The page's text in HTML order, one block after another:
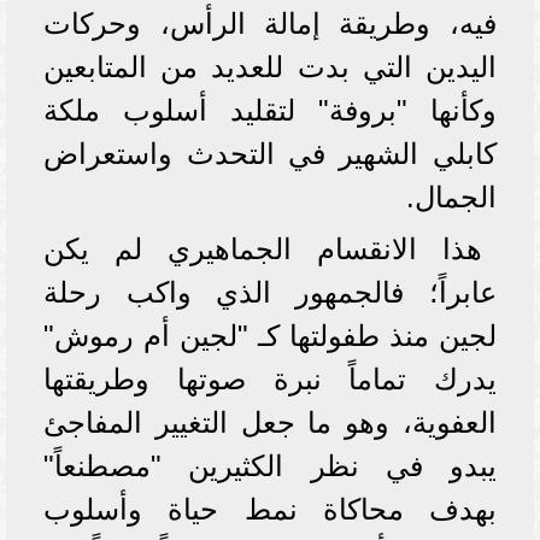
فيه، وطريقة إمالة الرأس، وحركات
اليدين التي بدت للعديد من المتابعين
وكأنها "بروفة" لتقليد أسلوب ملكة
كابلي الشهير في التحدث واستعراض
الجمال.
هذا الانقسام الجماهيري لم يكن
عابراً؛ فالجمهور الذي واكب رحلة
لجين منذ طفولتها كـ "لجين أم رموش"
يدرك تماماً نبرة صوتها وطريقتها
العفوية، وهو ما جعل التغيير المفاجئ
يبدو في نظر الكثيرين "مصطنعاً"
بهدف محاكاة نمط حياة وأسلوب